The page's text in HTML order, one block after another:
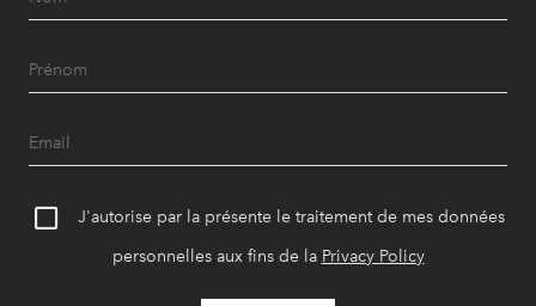
J'autorise par la présente le traitement de mes données
personnelles aux fins de la Privacy Policy